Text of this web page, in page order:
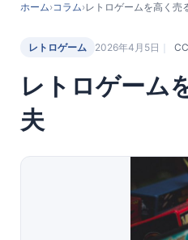
ホーム›コラム›
レトロゲーム 2026年4月5日
レトロゲーム
夫